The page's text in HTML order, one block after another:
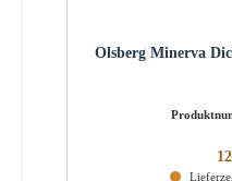
Olsberg Minerva